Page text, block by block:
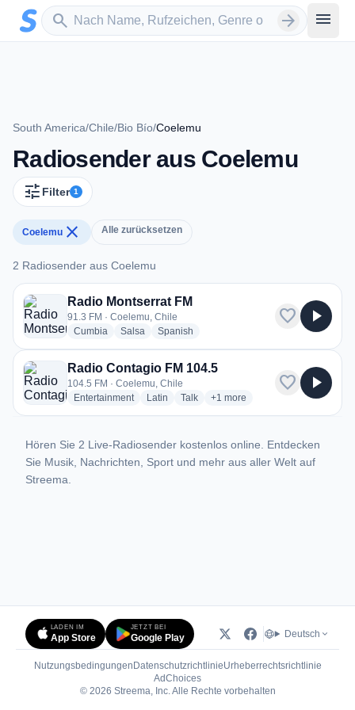
Zum Hauptinhalt springen
search
Sender suchen arrow_forward menu
South America/Chile/Bio Bío/Coelemu
Radiosender aus Coelemu
tune Filter 1
Coelemu close Alle zurücksetzen
2 Radiosender aus Coelemu
2 Radiosender aus Coelemu
Radio Montserrat FM
91.3 FM · Coelemu, Chile
Cumbia radio stations
Salsa radio stations
Spanish
favorite play_arrow
Radio Contagio FM 104.5
104.5 FM · Coelemu, Chile
Entertainmentradio stations
Latin radio stations
Talkradio stations
+1 more genres for Radio
more
favorite play_arrow
Hören Sie 2 Live-Radiosender kostenlos online. Entdecken
Sie Musik, Nachrichten, Sport und mehr aus aller Welt auf
Streema.
LADEN IM
App Store
JETZT BEI
Google Play Deutsch
Nutzungsbedingungen DatenschutzrichtlinieUrheberrechtsrichtlinie
AdChoices(öffnet in neuem Tab)
© 2026 Streema, Inc. Alle Rechte vorbehalten